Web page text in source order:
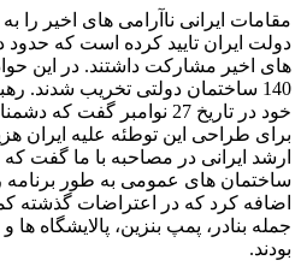
مقامات ایرانی ناآرامی های اخیر
دولت ایران تایید کرده است که
140 ساختمان دولتی تخریب شدند.
خود در تاریخ 27 نوامبر گفت
برای طراحی این توطئه علیه ایران
ارشد ایرانی در مصاحبه با ما گفت
ساختمان های عمومی به طور برنامه
اضافه کرد که در اعتراضات گذشته
جمله بنادر، پمپ بنزین، پالایشگاه
بودند.